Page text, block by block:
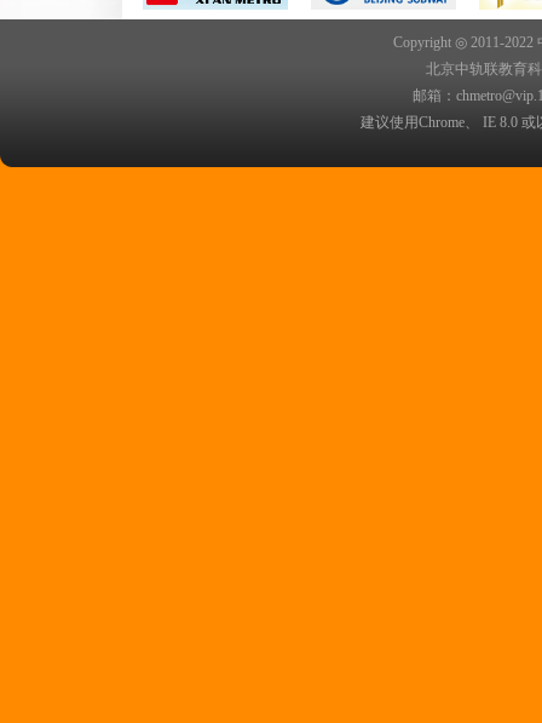
Copyright ◎ 2011-2022
北京中轨联教育
邮箱：
建议使用Chrome、 IE 8.0